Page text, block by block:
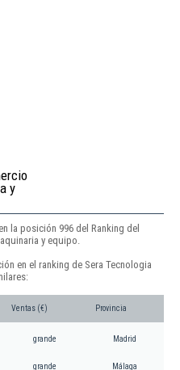
y
la posición 996 del Ranking del
y equipo.
en el ranking de Sera Tecnologia
Ventas (€) Provincia
grande Madrid
grande Málaga